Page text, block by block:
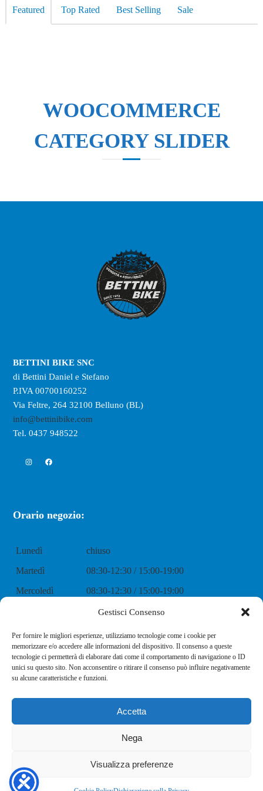
Gestisci Consenso
Per fornire le migliori esperienze, utilizziamo tecnologie come i cookie per
memorizzare e/o accedere alle informazioni del dispositivo. Il consenso a queste
tecnologie ci permetterà di elaborare dati come il comportamento di navigazione o ID
unici su questo sito. Non acconsentire o ritirare il consenso può influire negativamente
su alcune caratteristiche e funzioni.
Accetta
Nega
Visualizza preferenze
Featured Top Rated Best Selling Sale
WOOCOMMERCE
CATEGORY SLIDER
BETTINI BIKE SNC
di Bettini Daniel e Stefano
P.IVA 00700160252
Via Feltre, 264 32100 Belluno (BL)
info@bettinibike.com
Tel. 0437 948522
InstagramFacebook
Orario negozio:
Lunedì
chiuso
Martedì
08:30-12:30 / 15:00-19:00
Mercoledì
08:30-12:30 / 15:00-19:00
08:30-12:30 / 15:00-19:00
Venerdì
08:30-12:30 / 15:00-19:00
Sabato
08:30-12:30 / 15:00-19:00
Domenica
chiuso